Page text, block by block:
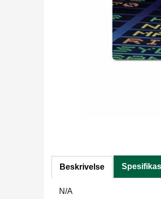
Beskrivelse
N/A